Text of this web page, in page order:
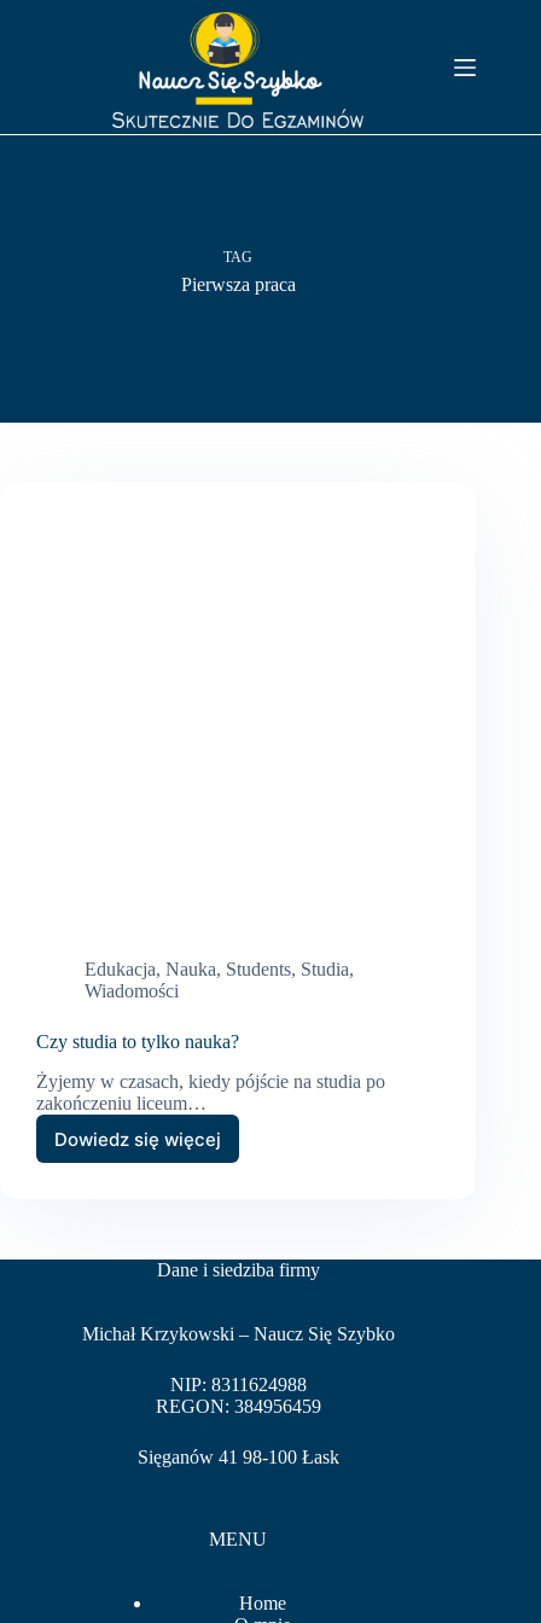
TAG
Pierwsza praca
Edukacja, Nauka, Students, Studia,
Wiadomości
Czy studia to tylko nauka?
Żyjemy w czasach, kiedy pójście na studia po
zakończeniu liceum…
Dowiedz się więcej
Czy
Dane i siedziba firmy
Michał Krzykowski – Naucz Się Szybko
NIP: 8311624988
REGON: 384956459
Sięganów 41 98-100 Łask
MENU
Home